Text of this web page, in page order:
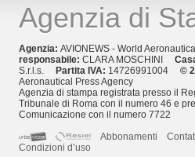
Agenzia di
Agenzia: AVIONEWS - World
responsabile: CLARA MOSCHINI
S.r.l.s. Partita IVA: 14726991004 ©
Aeronautical Press Agency
Agenzia di stampa registrata presso il
Tribunale di Roma con il numero 46 e
Comunicazione con il numero 7722
Abbonamenti
Condizioni d’uso